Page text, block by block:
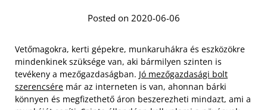
Posted on 2020-06-06
Vetőmagokra, kerti gépekre, munkaruhákra és eszközökre
mindenkinek szüksége van, aki bármilyen szinten is
tevékeny a mezőgazdaságban. Jó mezőgazdasági bolt
szerencsére már az interneten is van, ahonnan bárki
könnyen és megfizethető áron beszerezheti mindazt, ami a